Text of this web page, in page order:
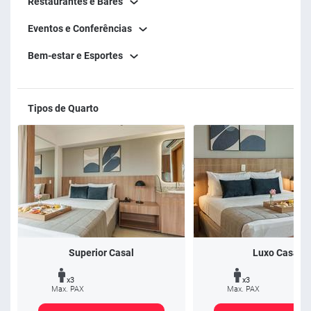
Eventos e Conferências
Bem-estar e Esportes
Tipos de Quarto
Superior Casal
x3
Max. PAX
Luxo Casal
x3
Max. PAX